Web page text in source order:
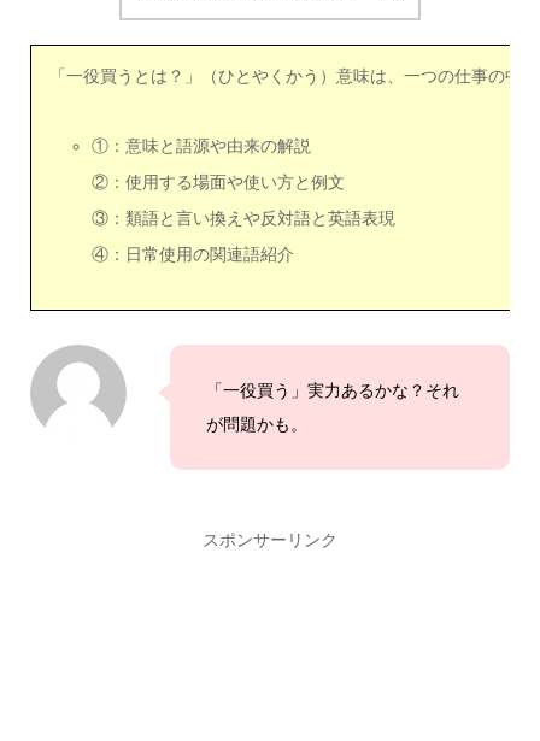
「一役買うとは？」（ひとやくかう）意味は、一つの仕事の中
①：意味と語源や由来の解説
②：使用する場面や使い方と例文
③：類語と言い換えや反対語と英語表現
④：日常使用の関連語紹介
「一役買う」実力あるかな？それ
が問題かも。
スポンサーリンク